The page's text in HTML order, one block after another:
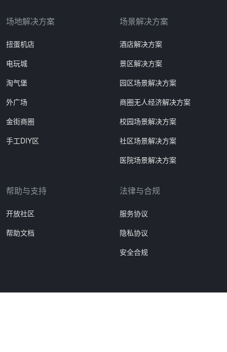
场地解决方案
扭蛋机店
电玩城
淘气堡
外广场
金街商圈
手工DIY区
场景解决方案
酒店解决方案
景区解决方案
园区场景解决方案
商圈无人经济解决方案
校园场景解决方案
社区场景解决方案
医院场景解决方案
帮助与支持
开放社区
帮助文档
法律与合规
服务协议
隐私协议
安全合规